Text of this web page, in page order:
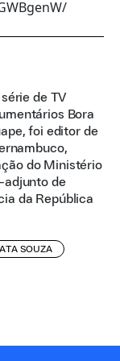
de TV
Bora
foi editor de
do Ministério
adjunto de
da República
SOUZA